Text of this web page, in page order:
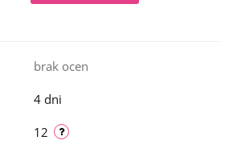
brak ocen
4 dni
12